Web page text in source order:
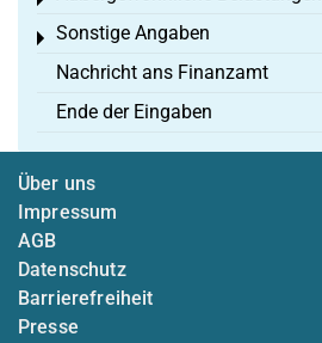
Sonstige Angaben
Toggle menu
Nachricht ans Finanzamt
Ende der Eingaben
Über uns
Impressum
AGB
Datenschutz
Barrierefreiheit
Presse